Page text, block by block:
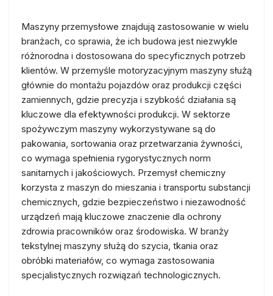
Maszyny przemysłowe znajdują zastosowanie w wielu
branżach, co sprawia, że ich budowa jest niezwykle
różnorodna i dostosowana do specyficznych potrzeb
klientów. W przemyśle motoryzacyjnym maszyny służą
głównie do montażu pojazdów oraz produkcji części
zamiennych, gdzie precyzja i szybkość działania są
kluczowe dla efektywności produkcji. W sektorze
spożywczym maszyny wykorzystywane są do
pakowania, sortowania oraz przetwarzania żywności,
co wymaga spełnienia rygorystycznych norm
sanitarnych i jakościowych. Przemysł chemiczny
korzysta z maszyn do mieszania i transportu substancji
chemicznych, gdzie bezpieczeństwo i niezawodność
urządzeń mają kluczowe znaczenie dla ochrony
zdrowia pracowników oraz środowiska. W branży
tekstylnej maszyny służą do szycia, tkania oraz
obróbki materiałów, co wymaga zastosowania
specjalistycznych rozwiązań technologicznych.